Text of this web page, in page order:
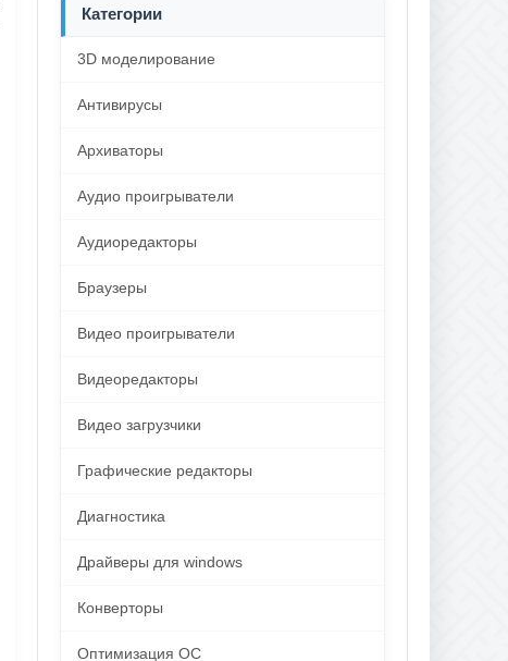
Категории
3D моделирование
Антивирусы
Архиваторы
Аудио проигрыватели
Аудиоредакторы
Браузеры
Видео проигрыватели
Видеоредакторы
Видео загрузчики
Графические редакторы
Диагностика
Драйверы для windows
Конверторы
Оптимизация ОС